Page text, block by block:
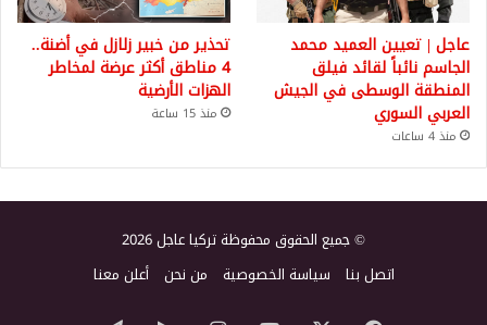
عاجل | تعيين العميد محمد
الجاسم نائباً لقائد فيلق
المنطقة الوسطى في الجيش
العربي السوري
منذ 4 ساعات
تحذير من خبير زلازل في أضنة..
4 مناطق أكثر عرضة لمخاطر
الهزات الأرضية
منذ 15 ساعة
© جميع الحقوق محفوظة تركيا عاجل 2026
اتصل بنا سياسة الخصوصية من نحن أعلن معنا